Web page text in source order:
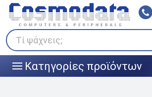
Τί ψάχνεις;
||| Κατηγορίες προϊόντων
Klarna
Πληρώστε σε 3
άτοκες δόσεις